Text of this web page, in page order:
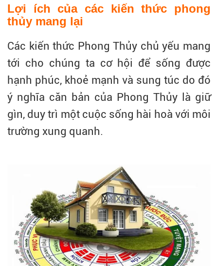
Lợi ích của các kiến thức phong
thủy mang lại
Các kiến thức Phong Thủy chủ yếu mang
tới cho chúng ta cơ hội để sống được
hạnh phúc, khoẻ mạnh và sung túc do đó
ý nghĩa căn bản của Phong Thủy là giữ
gìn, duy trì một cuộc sống hài hoà với môi
trường xung quanh.